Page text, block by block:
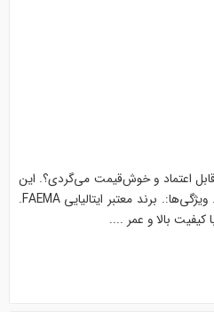
قابل اعتماد و خوش‌قیمت می‌گردی؟. این
مدل دقیقاً همون چیزیه که نیازته!. ویژگی‌ها:. برند معتبر ایتالیایی FAEMA.